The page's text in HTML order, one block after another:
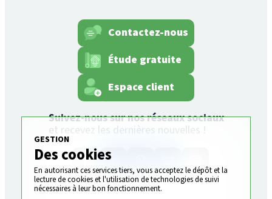
Suivez-nous sur nos réseaux sociaux
et recevez les dernières nouvelles !
Contactez-nous
Étude gratuite
Espace client
GESTION
Des cookies
En autorisant ces services tiers, vous acceptez le dépôt et la
lecture de cookies et l'utilisation de technologies de suivi
nécessaires à leur bon fonctionnement.